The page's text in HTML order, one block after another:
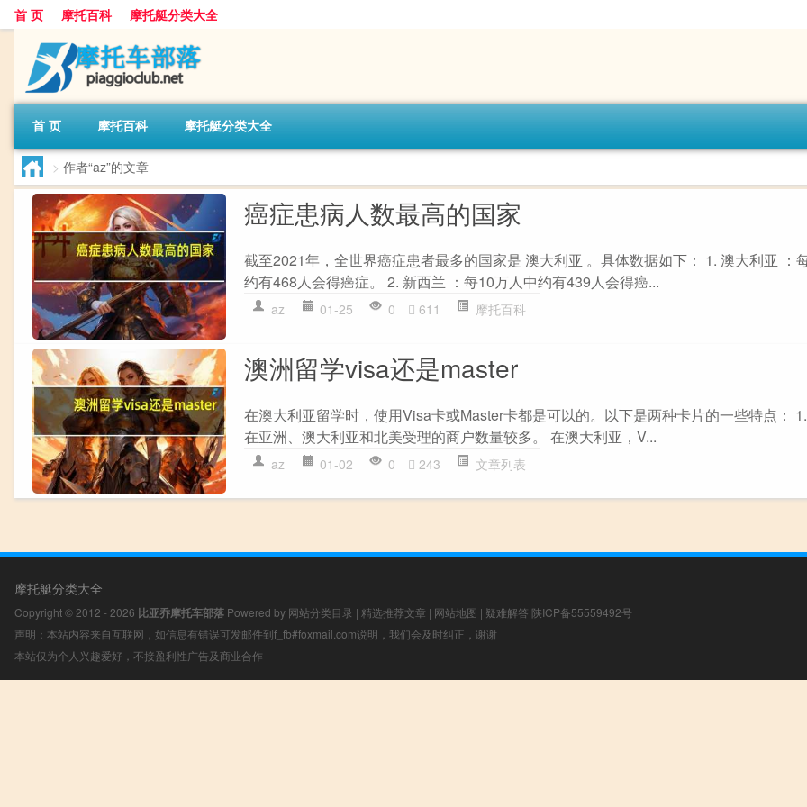
首 页 摩托百科 摩托艇分类大全
首 页 摩托百科 摩托艇分类大全
> 作者“az”的文章
癌症患病人数最高的国家
截至2021年，全世界癌症患者最多的国家是 澳大利亚 。具体数据如下： 1. 澳大利亚 ：
约有468人会得癌症。 2. 新西兰 ：每10万人中约有439人会得癌...
az 01-25 0 611 摩托百科
澳洲留学visa还是master
在澳大利亚留学时，使用Visa卡或Master卡都是可以的。以下是两种卡片的一些特点： 1.
在亚洲、澳大利亚和北美受理的商户数量较多。 在澳大利亚，V...
az 01-02 0 243 文章列表
摩托艇分类大全
Copyright © 2012 - 2026 比亚乔摩托车部落 Powered by 网站分类目录 | 精选推荐文章 | 网站地图 | 疑难解答 陕ICP备55559492号
声明：本站内容来自互联网，如信息有错误可发邮件到f_fb#foxmail.com说明，我们会及时纠正，谢谢
本站仅为个人兴趣爱好，不接盈利性广告及商业合作